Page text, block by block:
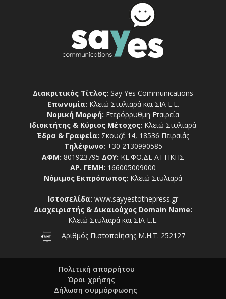
Διακριτικός Τίτλος: Say Yes Communications
Επωνυμία: Κλειώ Στυλιαρά και ΣΙΑ Ε.Ε.
Νομική Μορφή: Ετερόρρυθμη Εταιρεία
Ιδιοκτήτης & Κύριος Μέτοχος: Κλειώ Στυλιαρά
Έδρα & Γραφεία: Σκουζέ 14, 18536 Πειραιάς
Τηλέφωνο: +30 2130990585
ΑΦΜ: 801923795 ΔΟΥ: ΚΕ.ΦΟ.ΔΕ ΑΤΤΙΚΗΣ
ΑΡ. ΓΕΜΗ: 166005009000
Νόμιμος Εκπρόσωπος: Κλειώ Στυλιαρά
Ιστοσελίδα: www.sayyestothepress.gr
Διαχειριστής & Δικαιούχος Domain Name:
Κλειώ Στυλιαρά και ΣΙΑ Ε.Ε.
Αριθμός Πιστοποίησης Μ.Η.Τ. 252127
Πολιτική απορρήτου
Όροι χρήσης
Δήλωση συμμόρφωσης